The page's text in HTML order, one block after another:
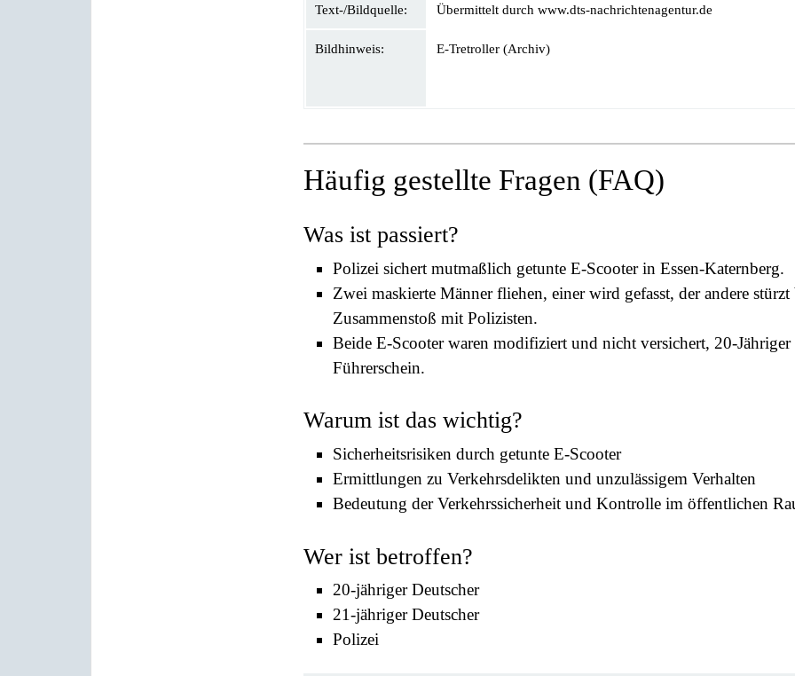
Text-/Bildquelle: Übermittelt durch www.dts-nachrichtenagentur.de
Bildhinweis: E-Tretroller (Archiv)
Häufig gestellte Fragen (FAQ)
Was ist passiert?
Polizei sichert mutmaßlich getunte E-Scooter in Essen-Katernberg.
Zwei maskierte Männer fliehen, einer wird gefasst, der andere stürzt
Zusammenstoß mit Polizisten.
Beide E-Scooter waren modifiziert und nicht versichert, 20-Jähriger
Führerschein.
Warum ist das wichtig?
Sicherheitsrisiken durch getunte E-Scooter
Ermittlungen zu Verkehrsdelikten und unzulässigem Verhalten
Bedeutung der Verkehrssicherheit und Kontrolle im öffentlichen
Wer ist betroffen?
20-jähriger Deutscher
21-jähriger Deutscher
Polizei